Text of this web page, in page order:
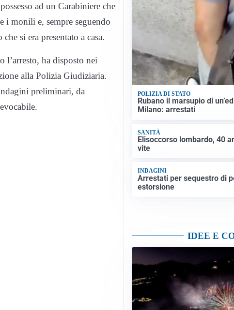
ad un Carabiniere che
i monili e, sempre seguendo
si era presentato a casa.
ha disposto nei
alla Polizia Giudiziaria.
preliminari, da
POLIZIA DI STATO
Rubano il marsupio di
Milano: arrestati
SANITÀ
Elisoccorso lombardo, 40
vite
INDAGINI
Arrestati per sequestro di
estorsione
IDEE E